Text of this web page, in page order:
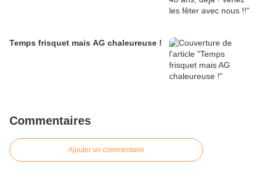
Temps frisquet mais AG chaleureuse !
Commentaires
Ajouter un commentaire